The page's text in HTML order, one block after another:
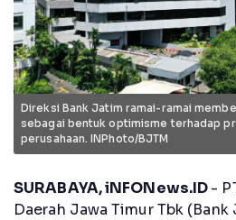
Direksi Bank Jatim ramai-ramai
sebagai bentuk optimisme terhadap
perusahaan. INPhoto/BJTM
SURABAYA, iNFONews.ID-
Daerah Jawa Timur Tbk